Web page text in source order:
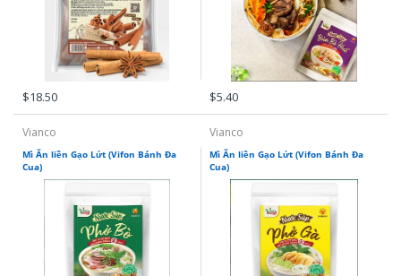
$18.50 $5.40
Vianco
Mì Ăn liền Gạo Lứt (Vifon Bánh Đa
Cua)
Vianco
Mì Ăn liền Gạo Lứt (Vifon Bánh Đa
Cua)